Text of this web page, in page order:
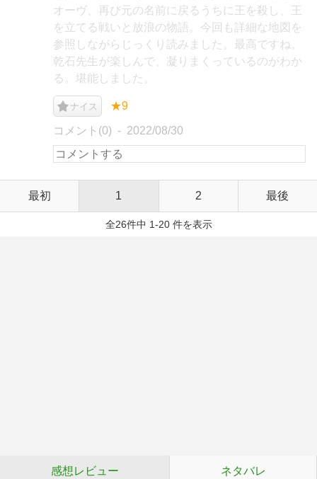
オーヴ、再び元の名前に戻るうちに王を殺し、王
を立てる戦いと放浪の物語。今回も詳細な地図を
参照しながらじっくり読みました。最高ですね。
乾石先生が楽しんで、凝りまくっているのがわか
る。堪能しました。
ナイス ★9
コメント(0) 2022/08/30
最初 1 2 最後
全26件中 1-20 件を表示
感想レビュー ネタバレ